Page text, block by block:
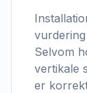
Selvom
vertikale
er